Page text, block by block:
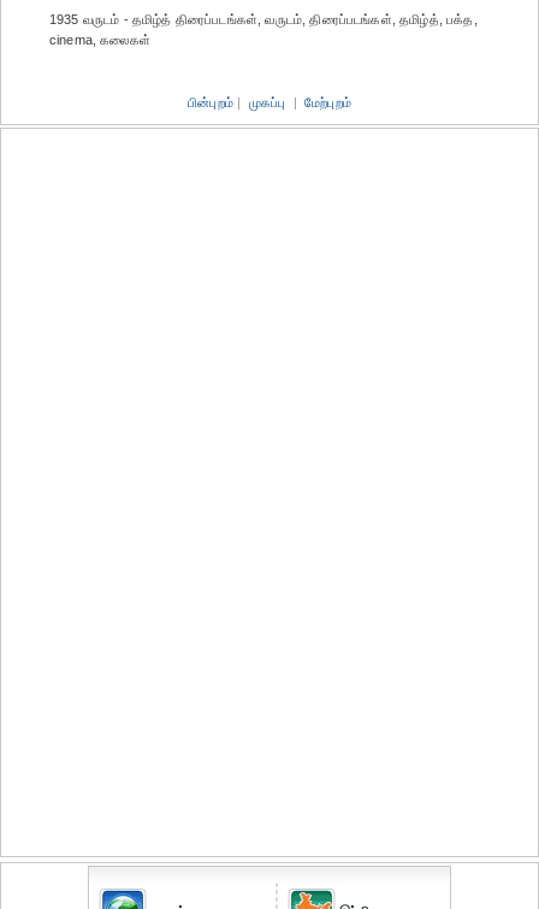
1935 வருடம் - தமிழ்த் திரைப்படங்கள், வருடம், திரைப்படங்கள், தமிழ்த், பக்த,
cinema, கலைகள்
பின்புறம் | முகப்பு | மேற்புறம்